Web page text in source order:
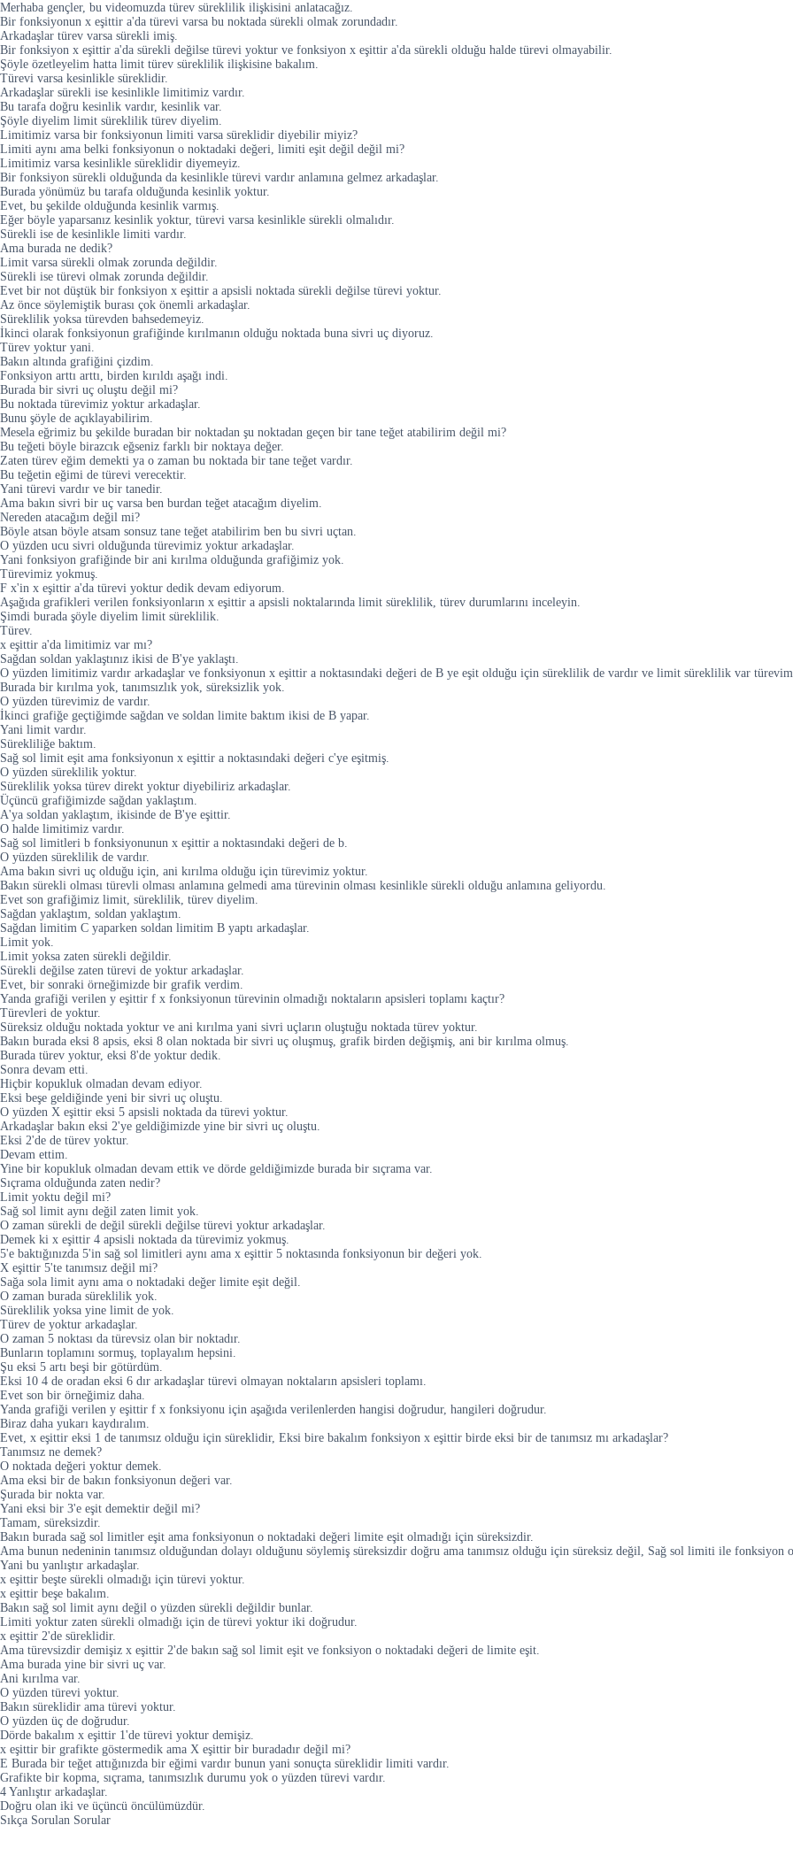
Merhaba gençler, bu videomuzda türev süreklilik ilişkisini anlatacağız.
Bir fonksiyonun x eşittir a'da türevi varsa bu noktada sürekli olmak zorundadır.
Arkadaşlar türev varsa sürekli imiş.
Bir fonksiyon x eşittir a'da sürekli değilse türevi yoktur ve fonksiyon x eşittir a'da sürekli olduğu halde türevi olmayabilir.
Şöyle özetleyelim hatta limit türev süreklilik ilişkisine bakalım.
Türevi varsa kesinlikle süreklidir.
Arkadaşlar sürekli ise kesinlikle limitimiz vardır.
Bu tarafa doğru kesinlik vardır, kesinlik var.
Şöyle diyelim limit süreklilik türev diyelim.
Limitimiz varsa bir fonksiyonun limiti varsa süreklidir diyebilir miyiz?
Limiti aynı ama belki fonksiyonun o noktadaki değeri, limiti eşit değil değil mi?
Limitimiz varsa kesinlikle süreklidir diyemeyiz.
Bir fonksiyon sürekli olduğunda da kesinlikle türevi vardır anlamına gelmez arkadaşlar.
Burada yönümüz bu tarafa olduğunda kesinlik yoktur.
Evet, bu şekilde olduğunda kesinlik varmış.
Eğer böyle yaparsanız kesinlik yoktur, türevi varsa kesinlikle sürekli olmalıdır.
Sürekli ise de kesinlikle limiti vardır.
Ama burada ne dedik?
Limit varsa sürekli olmak zorunda değildir.
Sürekli ise türevi olmak zorunda değildir.
Evet bir not düştük bir fonksiyon x eşittir a apsisli noktada sürekli değilse türevi yoktur.
Az önce söylemiştik burası çok önemli arkadaşlar.
Süreklilik yoksa türevden bahsedemeyiz.
İkinci olarak fonksiyonun grafiğinde kırılmanın olduğu noktada buna sivri uç diyoruz.
Türev yoktur yani.
Bakın altında grafiğini çizdim.
Fonksiyon arttı arttı, birden kırıldı aşağı indi.
Burada bir sivri uç oluştu değil mi?
Bu noktada türevimiz yoktur arkadaşlar.
Bunu şöyle de açıklayabilirim.
Mesela eğrimiz bu şekilde buradan bir noktadan şu noktadan geçen bir tane teğet atabilirim değil mi?
Bu teğeti böyle birazcık eğseniz farklı bir noktaya değer.
Zaten türev eğim demekti ya o zaman bu noktada bir tane teğet vardır.
Bu teğetin eğimi de türevi verecektir.
Yani türevi vardır ve bir tanedir.
Ama bakın sivri bir uç varsa ben burdan teğet atacağım diyelim.
Nereden atacağım değil mi?
Böyle atsan böyle atsam sonsuz tane teğet atabilirim ben bu sivri uçtan.
O yüzden ucu sivri olduğunda türevimiz yoktur arkadaşlar.
Yani fonksiyon grafiğinde bir ani kırılma olduğunda grafiğimiz yok.
Türevimiz yokmuş.
F x'in x eşittir a'da türevi yoktur dedik devam ediyorum.
Aşağıda grafikleri verilen fonksiyonların x eşittir a apsisli noktalarında limit süreklilik, türev durumlarını inceleyin.
Şimdi burada şöyle diyelim limit süreklilik.
Türev.
x eşittir a'da limitimiz var mı?
Sağdan soldan yaklaştınız ikisi de B'ye yaklaştı.
O yüzden limitimiz vardır arkadaşlar ve fonksiyonun x eşittir a noktasındaki değeri de B ye eşit olduğu için süreklilik de vardır ve limit süreklilik var
Burada bir kırılma yok, tanımsızlık yok, süreksizlik yok.
O yüzden türevimiz de vardır.
İkinci grafiğe geçtiğimde sağdan ve soldan limite baktım ikisi de B yapar.
Yani limit vardır.
Sürekliliğe baktım.
Sağ sol limit eşit ama fonksiyonun x eşittir a noktasındaki değeri c'ye eşitmiş.
O yüzden süreklilik yoktur.
Süreklilik yoksa türev direkt yoktur diyebiliriz arkadaşlar.
Üçüncü grafiğimizde sağdan yaklaştım.
A'ya soldan yaklaştım, ikisinde de B'ye eşittir.
O halde limitimiz vardır.
Sağ sol limitleri b fonksiyonunun x eşittir a noktasındaki değeri de b.
O yüzden süreklilik de vardır.
Ama bakın sivri uç olduğu için, ani kırılma olduğu için türevimiz yoktur.
Bakın sürekli olması türevli olması anlamına gelmedi ama türevinin olması kesinlikle sürekli olduğu anlamına geliyordu.
Evet son grafiğimiz limit, süreklilik, türev diyelim.
Sağdan yaklaştım, soldan yaklaştım.
Sağdan limitim C yaparken soldan limitim B yaptı arkadaşlar.
Limit yok.
Limit yoksa zaten sürekli değildir.
Sürekli değilse zaten türevi de yoktur arkadaşlar.
Evet, bir sonraki örneğimizde bir grafik verdim.
Yanda grafiği verilen y eşittir f x fonksiyonun türevinin olmadığı noktaların apsisleri toplamı kaçtır?
Türevleri de yoktur.
Süreksiz olduğu noktada yoktur ve ani kırılma yani sivri uçların oluştuğu noktada türev yoktur.
Bakın burada eksi 8 apsis, eksi 8 olan noktada bir sivri uç oluşmuş, grafik birden değişmiş, ani bir kırılma olmuş.
Burada türev yoktur, eksi 8'de yoktur dedik.
Sonra devam etti.
Hiçbir kopukluk olmadan devam ediyor.
Eksi beşe geldiğinde yeni bir sivri uç oluştu.
O yüzden X eşittir eksi 5 apsisli noktada da türevi yoktur.
Arkadaşlar bakın eksi 2'ye geldiğimizde yine bir sivri uç oluştu.
Eksi 2'de de türev yoktur.
Devam ettim.
Yine bir kopukluk olmadan devam ettik ve dörde geldiğimizde burada bir sıçrama var.
Sıçrama olduğunda zaten nedir?
Limit yoktu değil mi?
Sağ sol limit aynı değil zaten limit yok.
O zaman sürekli de değil sürekli değilse türevi yoktur arkadaşlar.
Demek ki x eşittir 4 apsisli noktada da türevimiz yokmuş.
5'e baktığınızda 5'in sağ sol limitleri aynı ama x eşittir 5 noktasında fonksiyonun bir değeri yok.
X eşittir 5'te tanımsız değil mi?
Sağa sola limit aynı ama o noktadaki değer limite eşit değil.
O zaman burada süreklilik yok.
Süreklilik yoksa yine limit de yok.
Türev de yoktur arkadaşlar.
O zaman 5 noktası da türevsiz olan bir noktadır.
Bunların toplamını sormuş, toplayalım hepsini.
Şu eksi 5 artı beşi bir götürdüm.
Eksi 10 4 de oradan eksi 6 dır arkadaşlar türevi olmayan noktaların apsisleri toplamı.
Evet son bir örneğimiz daha.
Yanda grafiği verilen y eşittir f x fonksiyonu için aşağıda verilenlerden hangisi doğrudur, hangileri doğrudur.
Biraz daha yukarı kaydıralım.
Evet, x eşittir eksi 1 de tanımsız olduğu için süreklidir, Eksi bire bakalım fonksiyon x eşittir birde eksi bir de tanımsız mı arkadaşlar?
Tanımsız ne demek?
O noktada değeri yoktur demek.
Ama eksi bir de bakın fonksiyonun değeri var.
Şurada bir nokta var.
Yani eksi bir 3'e eşit demektir değil mi?
Tamam, süreksizdir.
Bakın burada sağ sol limitler eşit ama fonksiyonun o noktadaki değeri limite eşit olmadığı için süreksizdir.
Ama bunun nedeninin tanımsız olduğundan dolayı olduğunu söylemiş süreksizdir doğru ama tanımsız olduğu için süreksiz değil, Sağ sol limiti ile
Yani bu yanlıştır arkadaşlar.
x eşittir beşte sürekli olmadığı için türevi yoktur.
x eşittir beşe bakalım.
Bakın sağ sol limit aynı değil o yüzden sürekli değildir bunlar.
Limiti yoktur zaten sürekli olmadığı için de türevi yoktur iki doğrudur.
x eşittir 2'de süreklidir.
Ama türevsizdir demişiz x eşittir 2'de bakın sağ sol limit eşit ve fonksiyon o noktadaki değeri de limite eşit.
Ama burada yine bir sivri uç var.
Ani kırılma var.
O yüzden türevi yoktur.
Bakın süreklidir ama türevi yoktur.
O yüzden üç de doğrudur.
Dörde bakalım x eşittir 1'de türevi yoktur demişiz.
x eşittir bir grafikte göstermedik ama X eşittir bir buradadır değil mi?
E Burada bir teğet attığınızda bir eğimi vardır bunun yani sonuçta süreklidir limiti vardır.
Grafikte bir kopma, sıçrama, tanımsızlık durumu yok o yüzden türevi vardır.
4 Yanlıştır arkadaşlar.
Doğru olan iki ve üçüncü öncülümüzdür.
Sıkça Sorulan Sorular